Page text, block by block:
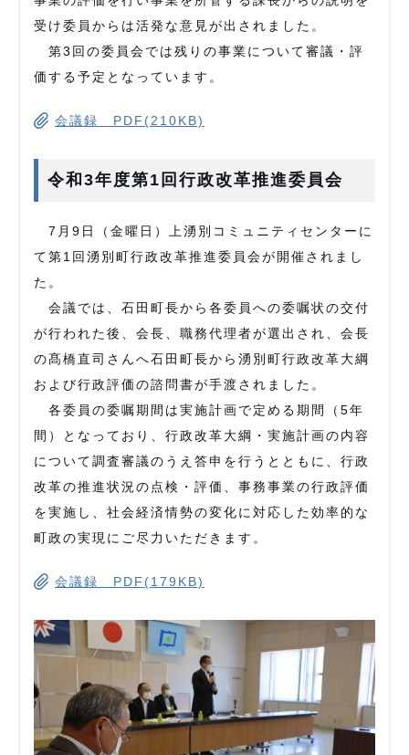
受け委員からは活発な意見が出されました。
第3回の委員会では残りの事業について審議・評
価する予定となっています。
会議録 PDF(210KB)
令和3年度第1回行政改革推進委員会
7月9日（金曜日）上湧別コミュニティセンターに
て第1回湧別町行政改革推進委員会が開催されまし
た。
会議では、石田町長から各委員への委嘱状の交付
が行われた後、会長、職務代理者が選出され、会長
の髙橋直司さんへ石田町長から湧別町行政改革大綱
および行政評価の諮問書が手渡されました。
各委員の委嘱期間は実施計画で定める期間（5年
間）となっており、行政改革大綱・実施計画の内容
について調査審議のうえ答申を行うとともに、行政
改革の推進状況の点検・評価、事務事業の行政評価
を実施し、社会経済情勢の変化に対応した効率的な
町政の実現にご尽力いただきます。
会議録 PDF(179KB)